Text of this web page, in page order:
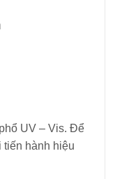
UV – Vis. Để
tiến hành hiệu